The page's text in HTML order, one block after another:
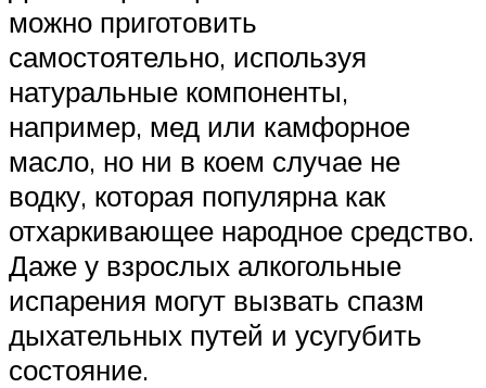
можно приготовить
самостоятельно, используя
натуральные компоненты,
например, мед или камфорное
масло, но ни в коем случае не
водку, которая популярна как
отхаркивающее народное средство.
Даже у взрослых алкогольные
испарения могут вызвать спазм
дыхательных путей и усугубить
состояние.